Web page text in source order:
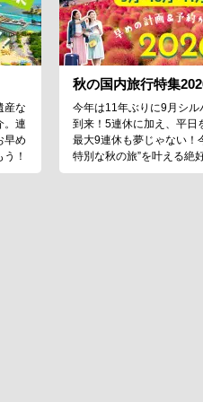
産な
。連
早め
！
秋の国内旅行特集
今年は11年ぶりに9月シル
到来！5連休に加え、平日
最大9連休も夢じゃない！
特別な秋の旅”を叶える絶